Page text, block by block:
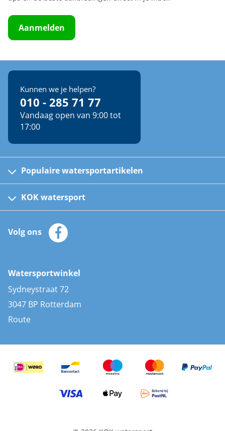
Aanmelden
Kunnen we je helpen?
010 - 285 71 77
Vandaag open van 9:00 tot
17:00
Populaire watersportartikelen
Kinder reddingsvesten
Automatische reddingsvesten
Zeilkleding
Zonnepanelen
AIS transponders
Stootwillen en fenders
Bootkussens
Zwemtrappen
KOK watersport
Klantenservice
Merken
Volg ons
Watersportwinkel
Sydneystraat 72
3047 BP Rotterdam
Route